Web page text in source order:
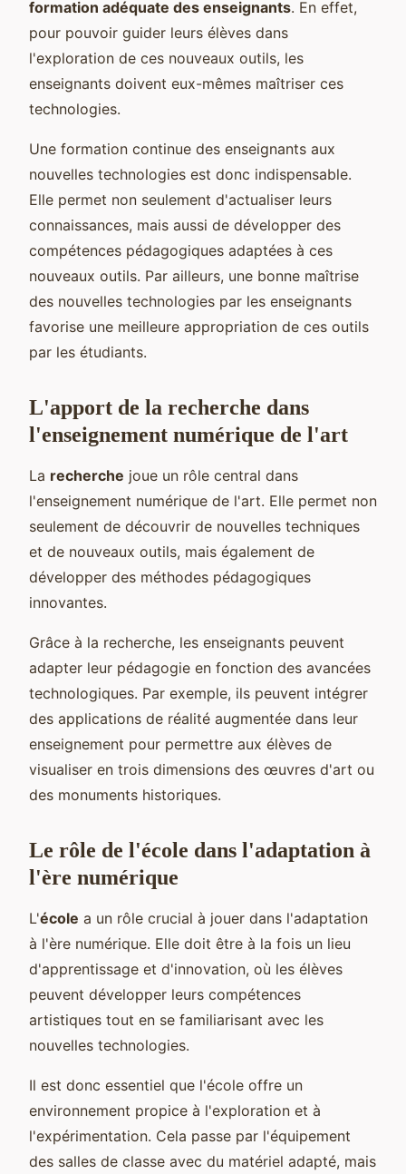
formation adéquate des enseignants. En effet,
pour pouvoir guider leurs élèves dans
l'exploration de ces nouveaux outils, les
enseignants doivent eux-mêmes maîtriser ces
technologies.
Une formation continue des enseignants aux
nouvelles technologies est donc indispensable.
Elle permet non seulement d'actualiser leurs
connaissances, mais aussi de développer des
compétences pédagogiques adaptées à ces
nouveaux outils. Par ailleurs, une bonne maîtrise
des nouvelles technologies par les enseignants
favorise une meilleure appropriation de ces outils
par les étudiants.
L'apport de la recherche dans
l'enseignement numérique de l'art
La recherche joue un rôle central dans
l'enseignement numérique de l'art. Elle permet non
seulement de découvrir de nouvelles techniques
et de nouveaux outils, mais également de
développer des méthodes pédagogiques
innovantes.
Grâce à la recherche, les enseignants peuvent
adapter leur pédagogie en fonction des avancées
technologiques. Par exemple, ils peuvent intégrer
des applications de réalité augmentée dans leur
enseignement pour permettre aux élèves de
visualiser en trois dimensions des œuvres d'art ou
des monuments historiques.
Le rôle de l'école dans l'adaptation à
l'ère numérique
L'école a un rôle crucial à jouer dans l'adaptation
à l'ère numérique. Elle doit être à la fois un lieu
d'apprentissage et d'innovation, où les élèves
peuvent développer leurs compétences
artistiques tout en se familiarisant avec les
nouvelles technologies.
Il est donc essentiel que l'école offre un
environnement propice à l'exploration et à
l'expérimentation. Cela passe par l'équipement
des salles de classe avec du matériel adapté, mais